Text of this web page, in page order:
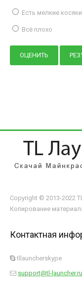
Есть мелкие косяки
Всё плохо
Copyright © 2013-2022
Копирование
Контактная
tllauncherskype
support@tl-launcher.ru